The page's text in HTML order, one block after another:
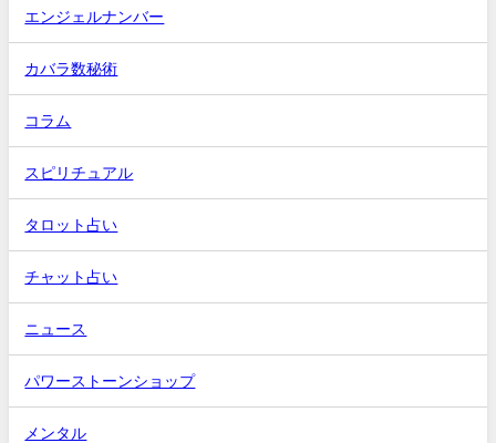
エンジェルナンバー
カバラ数秘術
コラム
スピリチュアル
タロット占い
チャット占い
ニュース
パワーストーンショップ
メンタル